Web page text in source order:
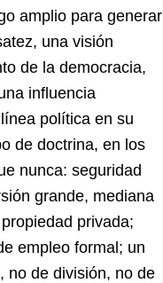
amplio para generar
una visión
de la democracia,
influencia
política en su
de doctrina, en los
nunca: seguridad
grande, mediana
privada;
empleo formal; un
no de división, no de